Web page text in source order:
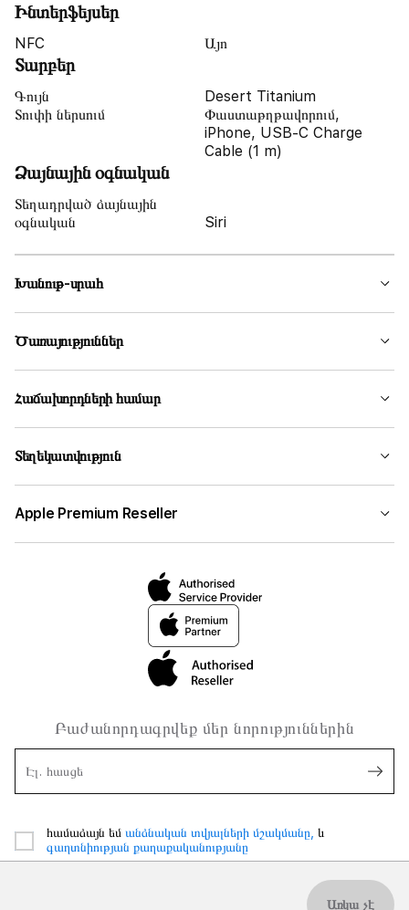
Ինտերֆեյսեր
NFC Այո
Տարբեր
Գույն
Desert Titanium
Տուփի ներսում
Փաստաթղթավորում,
iPhone, USB-C Charge
Cable (1 m)
Ձայնային օգնական
Տեղադրված ձայնային
օգնական
Siri
Առկա չէ
Խանութ-սրահ
Ծառայություններ
Հաճախորդների համար
Տեղեկատվություն
Apple Premium Reseller
Բաժանորդագրվեք մեր նորություններին
Էլ. հասցե
համաձայն եմ անձնական տվյալների մշակմանը, և
գաղտնիության քաղաքականությանը